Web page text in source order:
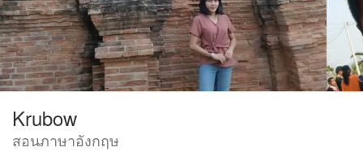
Krubow
สอนภาษาอังกฤษ